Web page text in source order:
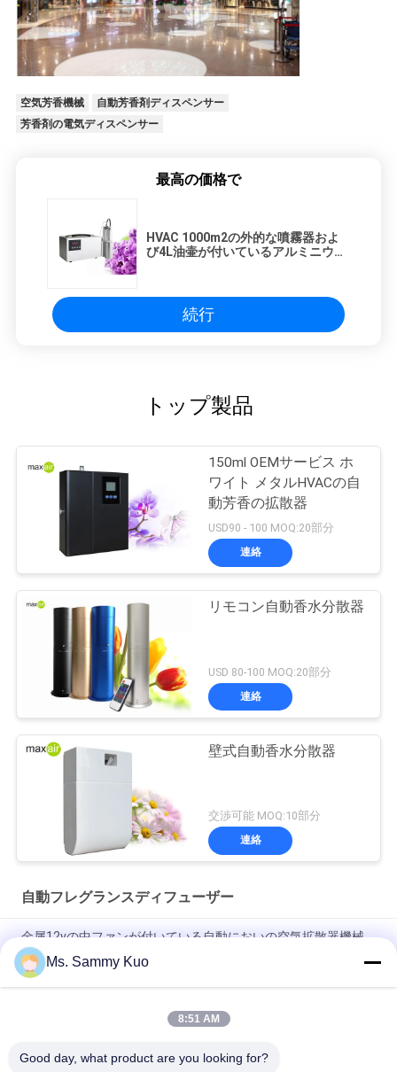
空気芳香機械
自動芳香剤ディスペンサー
芳香剤の電気ディスペンサー
最高の価格で
HVAC 1000m2の外的な噴霧器およ
び4L油壷が付いているアルミニウム
続行
トップ製品
150ml OEMサービス ホ
ワイト メタルHVACの自
動芳香の拡散器
USD90 - 100 MOQ:20部分
連絡
リモコン自動香水分散器
USD 80-100 MOQ:20部分
連絡
壁式自動香水分散器
交渉可能 MOQ:10部分
連絡
自動フレグランスディフューザー
金属12vの中ファンが付いている自動においの空気拡散器機械
3000CBM
150ml washroom Plastic Automatic Fragrance Diffuser
Ms. Sammy Kuo
8:51 AM
Good day, what product are you looking for?